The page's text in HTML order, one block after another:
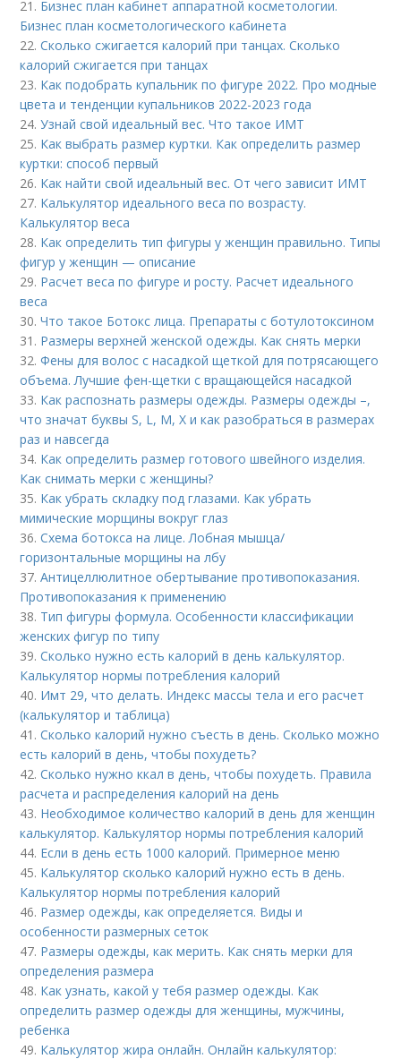
21. Бизнес план кабинет аппаратной косметологии.
Бизнес план косметологического кабинета
22.Сколько сжигается калорий при танцах. Сколько
калорий сжигается при танцах
23. Как подобрать купальник по фигуре 2022. Про модные
цвета и тенденции купальников 2022-2023 года
24.Узнай свой идеальный вес. Что такое ИМТ
25. Как выбрать размер куртки. Как определить размер
куртки: способ первый
26. Как найти свой идеальный вес. От чего зависит ИМТ
27. Калькулятор идеального веса по возрасту.
Калькулятор веса
28. Как определить тип фигуры у женщин правильно. Типы
фигур у женщин — описание
29. Расчет веса по фигуре и росту. Расчет идеального
веса
30.Что такое Ботокс лица. Препараты с ботулотоксином
31. Размеры верхней женской одежды. Как снять мерки
32.Фены для волос с насадкой щеткой для потрясающего
объема. Лучшие фен-щетки с вращающейся насадкой
33. Как распознать размеры одежды. Размеры одежды –,
что значат буквы S, L, M, X и как разобраться в размерах
раз и навсегда
34. Как определить размер готового швейного изделия.
Как снимать мерки с женщины?
35. Как убрать складку под глазами. Как убрать
мимические морщины вокруг глаз
36.Схема ботокса на лице. Лобная мышца/
горизонтальные морщины на лбу
37.Антицеллюлитное обертывание противопоказания.
Противопоказания к применению
38. Тип фигуры формула. Особенности классификации
женских фигур по типу
39.Сколько нужно есть калорий в день калькулятор.
Калькулятор нормы потребления калорий
40. Имт 29, что делать. Индекс массы тела и его расчет
(калькулятор и таблица)
41.Сколько калорий нужно съесть в день. Сколько можно
есть калорий в день, чтобы похудеть?
42.Сколько нужно ккал в день, чтобы похудеть. Правила
расчета и распределения калорий на день
43. Необходимое количество калорий в день для женщин
калькулятор. Калькулятор нормы потребления калорий
44. Если в день есть 1000 калорий. Примерное меню
45. Калькулятор сколько калорий нужно есть в день.
Калькулятор нормы потребления калорий
46. Размер одежды, как определяется. Виды и
особенности размерных сеток
47. Размеры одежды, как мерить. Как снять мерки для
определения размера
48. Как узнать, какой у тебя размер одежды. Как
определить размер одежды для женщины, мужчины,
ребенка
49. Калькулятор жира онлайн. Онлайн калькулятор: